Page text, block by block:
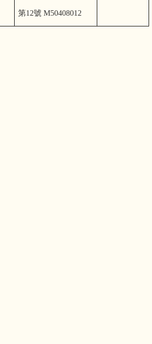
第12號 M50408012